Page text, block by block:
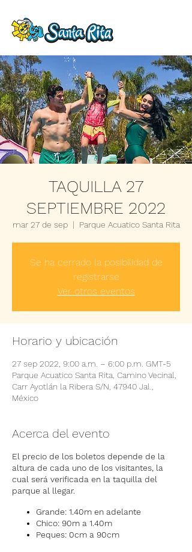
TAQUILLA 27
SEPTIEMBRE 2022
mar 27 de sep
  |
Parque Acuatico Santa Rita
Se ha cerrado la posibilidad de
registrarse
Ver otros eventos
Horario y ubicación
27 sep 2022, 9:00 a.m. – 6:00 p.m. GMT-5
Parque Acuatico Santa Rita, Camino Vecinal,
Carr Ayotlán la Ribera S/N, 47940 Jal.,
México
Acerca del evento
El precio de los boletos depende de la
altura de cada uno de los visitantes, la
cual será verificada en la taquilla del
parque al llegar.
Grande: 1.40m en adelante
Chico: 90m a 1.40m
Peques: 0cm a 90cm